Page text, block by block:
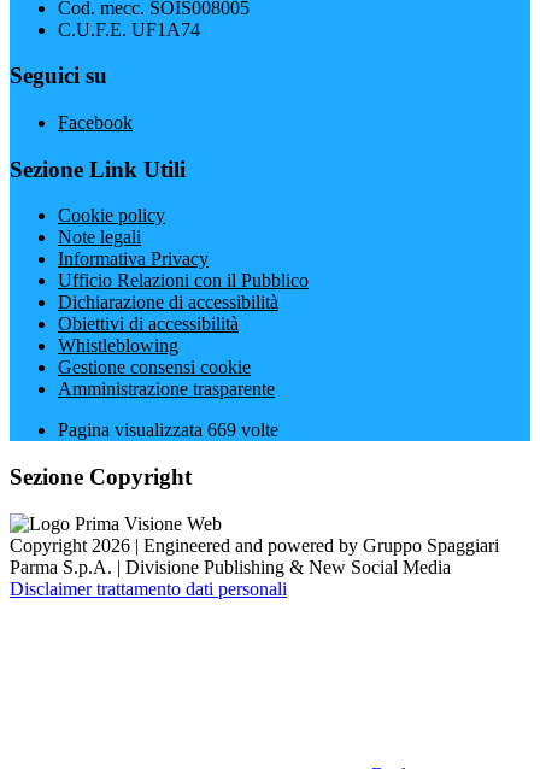
Cod. mecc. SOIS008005
C.U.F.E. UF1A74
Seguici su
Facebook
Sezione Link Utili
Cookie policy
Note legali
Informativa Privacy
Ufficio Relazioni con il Pubblico
Dichiarazione di accessibilità
Obiettivi di accessibilità
Whistleblowing
Gestione consensi cookie
Amministrazione trasparente
Pagina visualizzata 669 volte
Sezione Copyright
Copyright 2026 | Engineered and powered by Gruppo Spaggiari
Parma S.p.A. | Divisione Publishing & New Social Media
Disclaimer trattamento dati personali